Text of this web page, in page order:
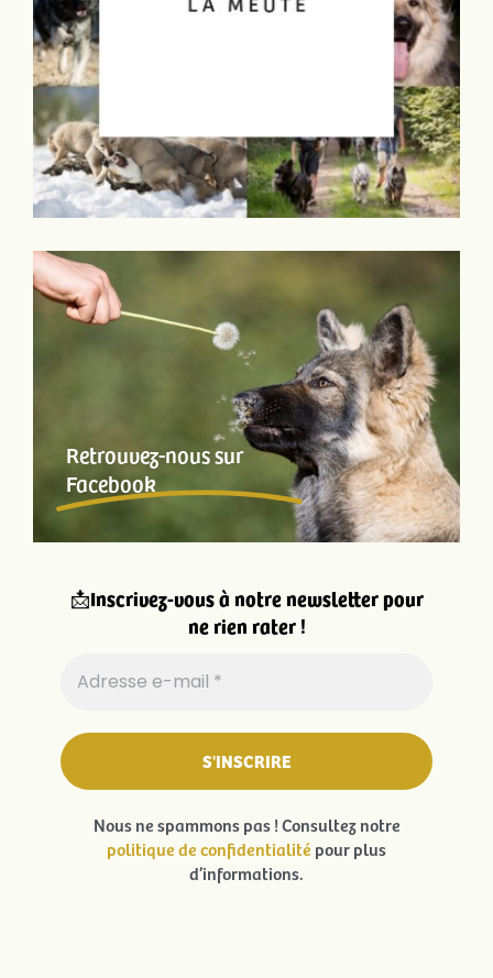
Retrouvez-nous sur
Facebook
📩Inscrivez-vous à notre newsletter pour
ne rien rater !
Nous ne spammons pas ! Consultez notre
politique de confidentialité pour plus
d’informations.